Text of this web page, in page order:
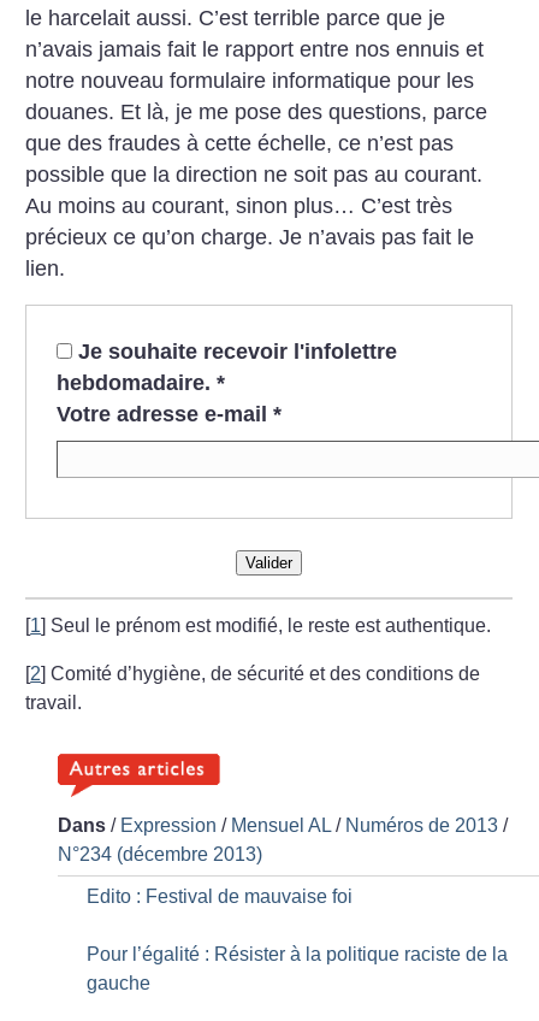
le harcelait aussi. C’est terrible parce que je
n’avais jamais fait le rapport entre nos ennuis et
notre nouveau formulaire informatique pour les
douanes. Et là, je me pose des questions, parce
que des fraudes à cette échelle, ce n’est pas
possible que la direction ne soit pas au courant.
Au moins au courant, sinon plus… C’est très
précieux ce qu’on charge. Je n’avais pas fait le
lien.
Je souhaite recevoir l'infolettre
hebdomadaire. *
Votre adresse e-mail *
Valider
[1] Seul le prénom est modifié, le reste est authentique.
[2]Comité d’hygiène, de sécurité et des conditions de
travail.
Dans / Expression / Mensuel AL / Numéros de 2013 /
N°234 (décembre 2013)
Edito : Festival de mauvaise foi
Pour l’égalité : Résister à la politique raciste de la
gauche